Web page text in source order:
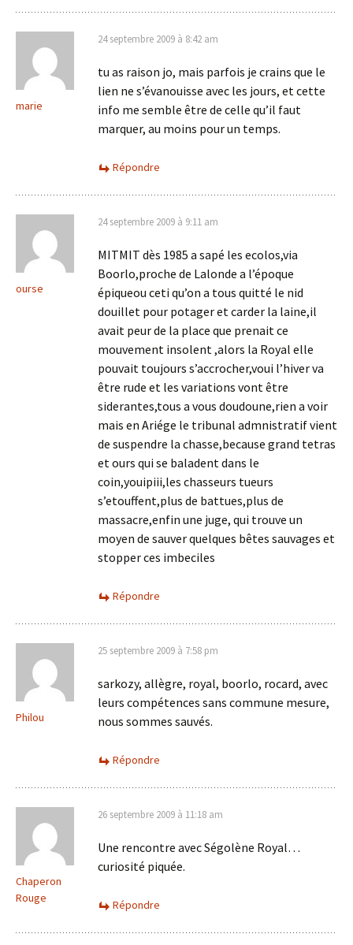
marie
24 septembre 2009 à 8:42 am
tu as raison jo, mais parfois je crains que le
lien ne s’évanouisse avec les jours, et cette
info me semble être de celle qu’il faut
marquer, au moins pour un temps.
Répondre
ourse
24 septembre 2009 à 9:11 am
MITMIT dès 1985 a sapé les ecolos,via
Boorlo,proche de Lalonde a l’époque
épiqueou ceti qu’on a tous quitté le nid
douillet pour potager et carder la laine,il
avait peur de la place que prenait ce
mouvement insolent ,alors la Royal elle
pouvait toujours s’accrocher,voui l’hiver va
être rude et les variations vont être
siderantes,tous a vous doudoune,rien a voir
mais en Ariége le tribunal admnistratif vient
de suspendre la chasse,because grand tetras
et ours qui se baladent dans le
coin,youipiii,les chasseurs tueurs
s’etouffent,plus de battues,plus de
massacre,enfin une juge, qui trouve un
moyen de sauver quelques bêtes sauvages et
stopper ces imbeciles
Répondre
Philou
25 septembre 2009 à 7:58 pm
sarkozy, allègre, royal, boorlo, rocard, avec
leurs compétences sans commune mesure,
nous sommes sauvés.
Répondre
Chaperon
Rouge
26 septembre 2009 à 11:18 am
Une rencontre avec Ségolène Royal…
curiosité piquée.
Répondre